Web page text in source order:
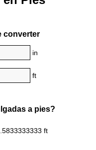
converter
in
ft
a pies?
ft